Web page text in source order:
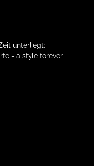
unterliegt:
- a style forever